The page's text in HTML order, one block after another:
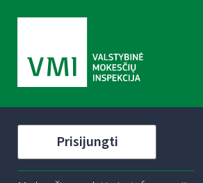
Prisijungti